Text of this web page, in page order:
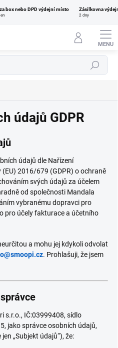
box nebo DPD výdejní místo Zásilkovna
2 dny
Hledat
údajů GDPR
údajů dle Nařízení
2016/679 (GDPR) o ochraně
svých údajů za účelem
od společnosti Mandala
vybranému dopravci pro
pro účely fakturace a účetního
a mohu jej kdykoli odvolat
. Prohlašuji, že jsem
s.r.o., IČ:03999408, sídlo
jako správce osobních údajů,
„Subjekt údajů“), že: